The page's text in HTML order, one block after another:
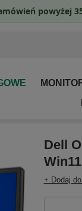
Dell
+ Dodaj
powyżej